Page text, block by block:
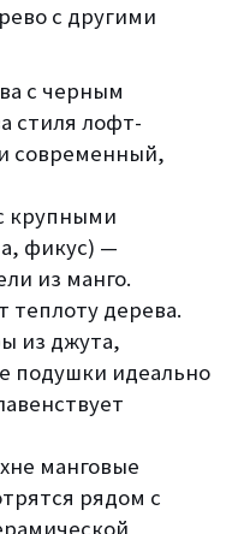
с другими
с черным
стиля лофт-
современный,
крупными
фикус) —
из манго.
теплоту дерева.
из джута,
подушки идеально
манговые
рядом с